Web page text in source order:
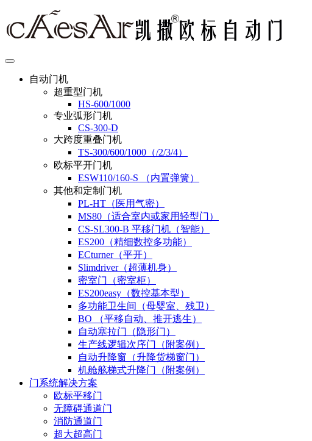
自动门机
超重型门机
HS-600/1000
专业弧形门机
CS-300-D
大跨度重叠门机
TS-300/600/1000（/2/3/4）
欧标平开门机
ESW110/160-S （内置弹簧）
其他和定制门机
PL-HT（医用气密）
MS80（适合室内或家用轻型门）
CS-SL300-B 平移门机（智能）
ES200（精细数控多功能）
ECturner（平开）
Slimdriver（超薄机身）
密室门（密室柜）
ES200easy（数控基本型）
多功能卫生间（母婴室、残卫）
BO （平移自动、推开逃生）
自动塞拉门（隐形门）
生产线逻辑次序门（附案例）
自动升降窗（升降货梯窗门）
机舱舷梯式升降门（附案例）
门系统解决方案
欧标平移门
无障碍通道门
消防通道门
超大超高门